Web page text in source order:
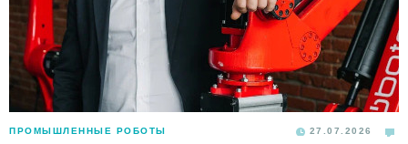
ПРОМЫШЛЕННЫЕ РОБОТЫ 27.07.2026